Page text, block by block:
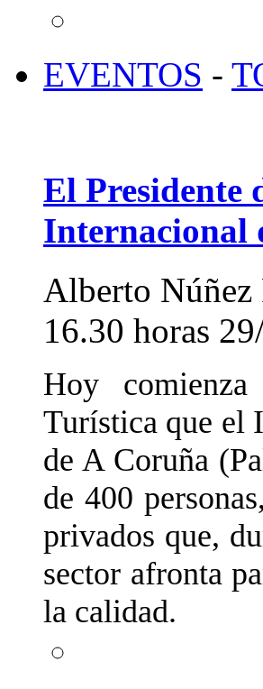
EVENTOS -
El Presidente
Internacional
Alberto Núñez
16.30 horas
Hoy
Turística que el
de A Coruña
de 400
privados que,
sector afronta
la calidad.